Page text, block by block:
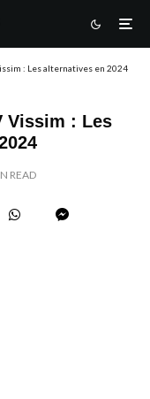
: Les alternatives en 2024
Vissim : Les
READ